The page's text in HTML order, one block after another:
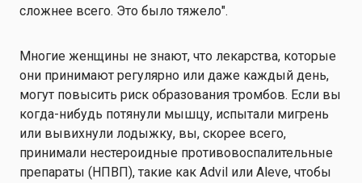
сложнее всего. Это было тяжело".
Многие женщины не знают, что лекарства, которые
они принимают регулярно или даже каждый день,
могут повысить риск образования тромбов. Если вы
когда-нибудь потянули мышцу, испытали мигрень
или вывихнули лодыжку, вы, скорее всего,
принимали нестероидные противовоспалительные
препараты (НПВП), такие как Advil или Aleve, чтобы